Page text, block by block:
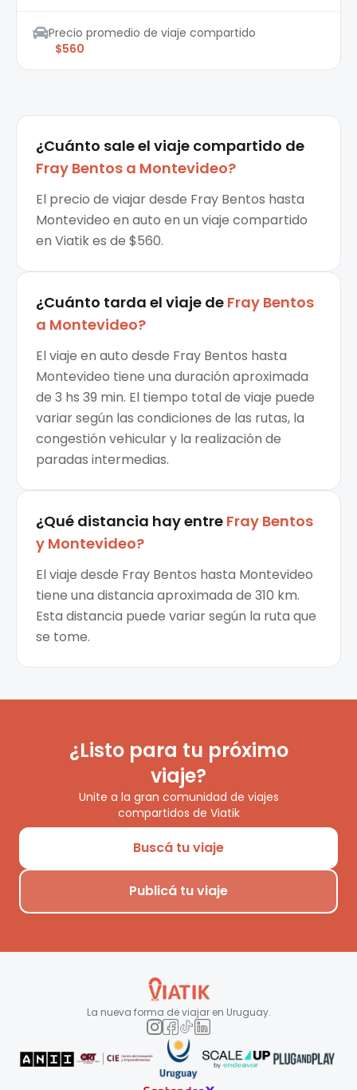
Precio promedio de viaje compartido
$560
¿Cuánto sale el viaje compartido de
Fray Bentos a Montevideo?
El precio de viajar desde Fray Bentos hasta
Montevideo en auto en un viaje compartido
en Viatik es de $560.
¿Cuánto tarda el viaje de Fray Bentos
a Montevideo?
El viaje en auto desde Fray Bentos hasta
Montevideo tiene una duración aproximada
de 3 hs 39 min. El tiempo total de viaje puede
variar según las condiciones de las rutas, la
congestión vehicular y la realización de
paradas intermedias.
¿Qué distancia hay entre Fray Bentos
y Montevideo?
El viaje desde Fray Bentos hasta Montevideo
tiene una distancia aproximada de 310 km.
Esta distancia puede variar según la ruta que
se tome.
¿Listo para tu próximo
viaje?
Unite a la gran comunidad de viajes
compartidos de Viatik
Buscá tu viaje
Publicá tu viaje
La nueva forma de viajar en Uruguay.